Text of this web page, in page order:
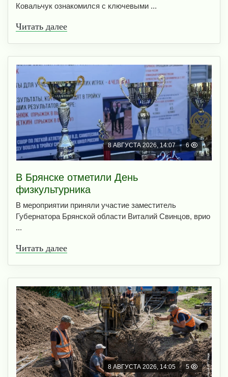
Ковальчук ознакомился с ключевыми ...
Читать далее
8 АВГУСТА 2026, 14:07 6
В Брянске отметили День
физкультурника
В мероприятии приняли участие заместитель
Губернатора Брянской области Виталий Свинцов, врио
...
Читать далее
8 АВГУСТА 2026, 14:05 5